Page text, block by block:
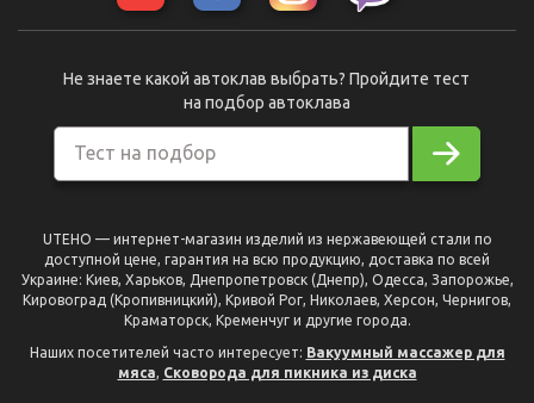
Тест на подбор
Не знаете какой автоклав выбрать? Пройдите тест
на подбор автоклава
UTEHO — интернет-магазин изделий из нержавеющей стали по
доступной цене, гарантия на всю продукцию, доставка по всей
Украине: Киев, Харьков, Днепропетровск (Днепр), Одесса, Запорожье,
Кировоград (Кропивницкий), Кривой Рог, Николаев, Херсон, Чернигов,
Краматорск, Кременчуг и другие города.
Наших посетителей часто интересует: Вакуумный массажер для
мяса, Сковорода для пикника из диска